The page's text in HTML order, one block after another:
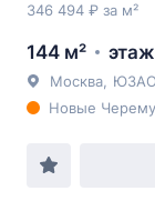
346 494 ₽ за м²
144 м²
Москва ЮЗАО
Новые